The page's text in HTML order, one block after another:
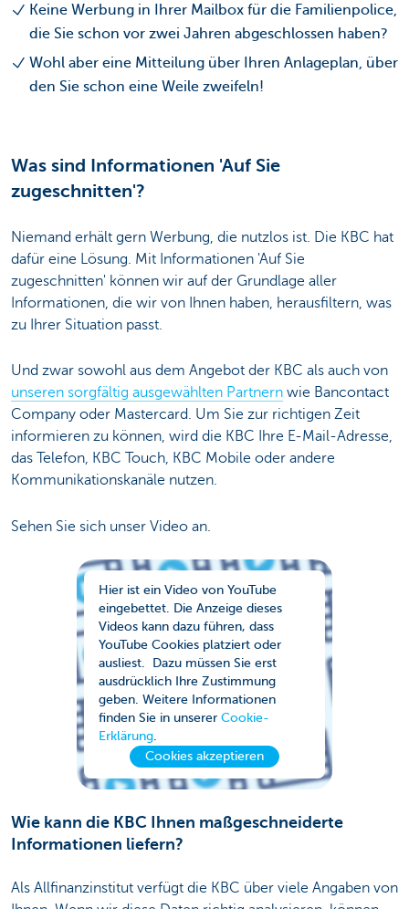
Keine Werbung in Ihrer Mailbox für die Familienpolice,
die Sie schon vor zwei Jahren abgeschlossen haben?
Wohl aber eine Mitteilung über Ihren Anlageplan, über
den Sie schon eine Weile zweifeln!
Was sind Informationen 'Auf Sie
zugeschnitten'?
Niemand erhält gern Werbung, die nutzlos ist. Die KBC hat
dafür eine Lösung. Mit Informationen 'Auf Sie
zugeschnitten' können wir auf der Grundlage aller
Informationen, die wir von Ihnen haben, herausfiltern, was
zu Ihrer Situation passt.
Und zwar sowohl aus dem Angebot der KBC als auch von
unseren sorgfältig ausgewählten Partnern wie Bancontact
Company oder Mastercard. Um Sie zur richtigen Zeit
informieren zu können, wird die KBC Ihre E-Mail-Adresse,
das Telefon, KBC Touch, KBC Mobile oder andere
Kommunikationskanäle nutzen.
Sehen Sie sich unser Video an.
Hier ist ein Video von YouTube
eingebettet. Die Anzeige dieses
Videos kann dazu führen, dass
YouTube Cookies platziert oder
ausliest. Dazu müssen Sie erst
ausdrücklich Ihre Zustimmung
geben. Weitere Informationen
finden Sie in unsererCookie-
Erklärung
Cookies akzeptieren
Wie kann die KBC Ihnen maßgeschneiderte
Informationen liefern?
Als Allfinanzinstitut verfügt die KBC über viele Angaben von